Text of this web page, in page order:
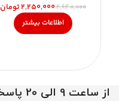
۲,۶۴۰,۰۰۰۲,۲۵۰,۰۰۰تومان
اطلاعات بیشتر
از ساعت 9 الی 20 پاسخگوی شما عزیزان هستیم